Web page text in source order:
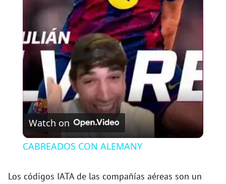
l
a
y
V
i
d
Watch on
CABREADOS CON ALEMANY
Los códigos IATA de las compañías aéreas son un